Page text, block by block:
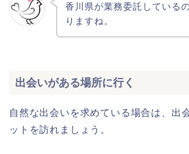
香川県が業務委託している
りますね。
出会いがある場所に行く
自然な出会いを求めている場合は、出
ットを訪れましょう。